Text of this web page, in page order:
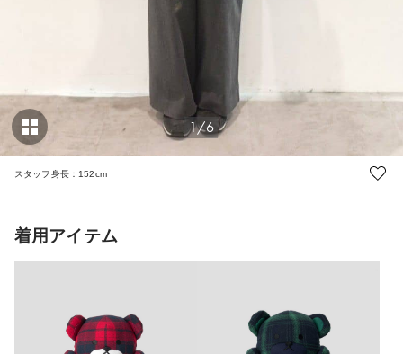
1/6
スタッフ身長：152cm
着用アイテム